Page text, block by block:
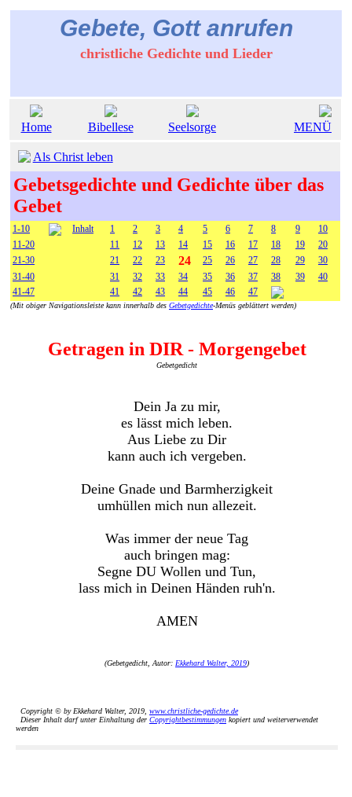
Gebete, Gott anrufen
christliche Gedichte und Lieder
Home Bibellese Seelsorge MENÜ
Als Christ leben
Gebetsgedichte und Gedichte über das
Gebet
1-10 Inhalt 1 2 3 4 5 6 7 8 9
10
11-20
11 12 13 14 15 16 17 18 19
20
21-30
21 22 23 24 25 26 27 28 29
30
31-40
31 32 33 34 35 36 37 38 39
40
41-47
41 42 43 44 45 46 47
(Mit obiger Navigationsleiste kann innerhalb des Gebetgedichte-Menüs geblättert werden)
Getragen in DIR - Morgengebet
Gebetgedicht
Dein Ja zu mir,
es lässt mich leben.
Aus Liebe zu Dir
kann auch ich vergeben.
Deine Gnade und Barmherzigkeit
umhüllen mich nun allezeit.
Was immer der neue Tag
auch bringen mag:
Segne DU Wollen und Tun,
lass mich in Deinen Händen ruh'n.
AMEN
(Gebetgedicht, Autor: Ekkehard Walter, 2019)
Copyright © by Ekkehard Walter, 2019, www.christliche-gedichte.de
Dieser Inhalt darf unter Einhaltung der Copyrightbestimmungen kopiert und weiterverwendet
werden